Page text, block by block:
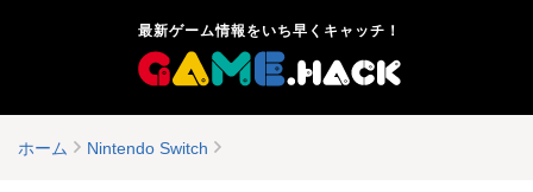
最新ゲーム情報をいち早くキャッチ！
ホーム Nintendo Switch